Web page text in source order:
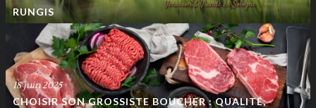
RUNGIS
18 juin 2025
CHOISIR SON GROSSISTE BOUCHER : QUALITÉ,